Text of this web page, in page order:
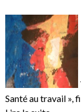
Santé au travail »,